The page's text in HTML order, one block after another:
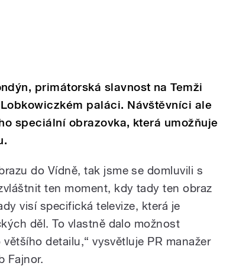
primátorská slavnost na Temži
paláci. Návštěvníci ale
speciální obrazovka, která umožňuje
do Vídně, tak jsme se domluvili s
ten moment, kdy tady ten obraz
visí specifická televize, která je
děl. To vlastně dalo možnost
detailu,“ vysvětluje PR manažer
Fajnor.